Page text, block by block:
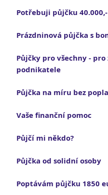
Potřebuji půjčku
Prázdninová půjčka s
Půjčky pro všechny -
podnikatele
Půjčka na míru bez
Vaše finanční pomoc
Půjčí mi někdo?
Půjčka od solidní osoby
Poptávám půjčku 1850